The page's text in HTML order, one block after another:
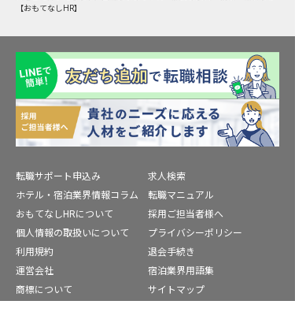
【おもてなしHR】
転職サポート申込み
求人検索
ホテル・宿泊業界情報コラム
転職マニュアル
おもてなしHRについて
採用ご担当者様へ
個人情報の取扱いについて
プライバシーポリシー
利用規約
退会手続き
運営会社
宿泊業界用語集
商標について
サイトマップ